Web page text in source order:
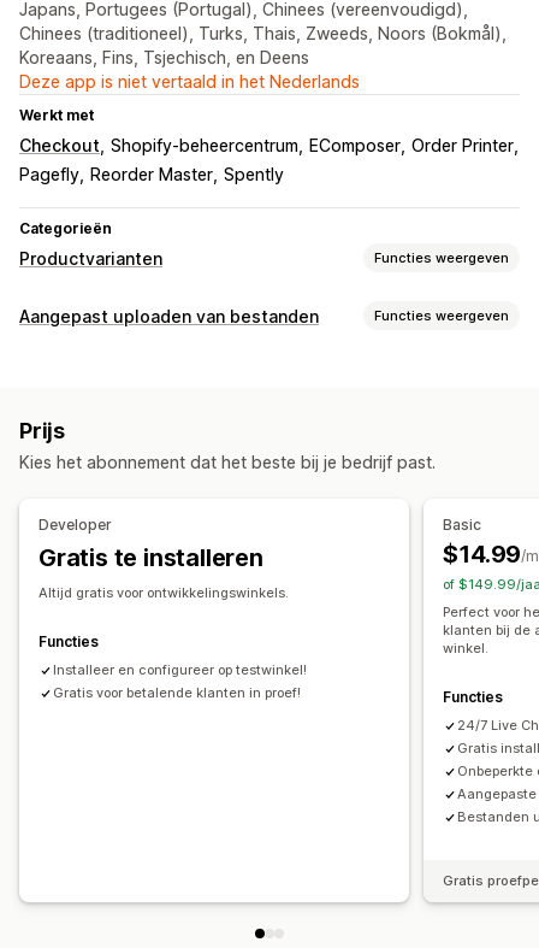
Japans, Portugees (Portugal), Chinees (vereenvoudigd),
Chinees (traditioneel), Turks, Thais, Zweeds, Noors (Bokmål),
Koreaans, Fins, Tsjechisch, en Deens
Deze app is niet vertaald in het Nederlands
Werkt met
Checkout Shopify-beheercentrum EComposer Order Printer
Pagefly
Reorder Master Spently
Categorieën
Productvarianten Functies weergeven
Aanpassing
Aangepaste tekst
Voorbeeld Vertaling Variantweergave
Prijs
Bulkprijzen
Voorwaardelijke prijzen
Aangepaste prijzen
Afschrijvingen instellen
Meldingen bij lage voorraad
Niet op voorraad verbergen
Aangepast uploaden van bestanden Functies weergeven
Bestandsbeheer
Prijs
Kies het abonnement dat het beste bij je bedrijf past.
Developer
Gratis te installeren
Altijd gratis voor ontwikkelingswinkels.
Functies
Installeer en configureer op testwinkel!
Gratis voor betalende klanten in proef!
Basic
$14.99/
of $149.99/
Perfect voor
klanten bij de
winkel.
Functies
24/7 Live
Gratis
Onbeperkte
Bestanden
Gratis